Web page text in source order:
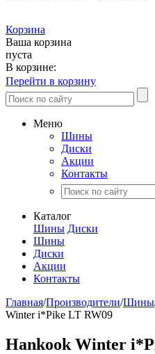
Корзина
Ваша корзина
пуста
В корзине:
Перейти в корзину
Меню
Шины
Диски
Акции
Контакты
Каталог
Шины Диски
Шины
Диски
Акции
Контакты
Главная/Производители/Шины
Winter i*Pike LT RW09
Hankook Winter